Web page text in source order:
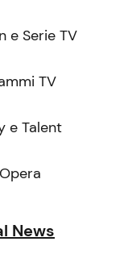
e Serie TV
TV
e Talent
News